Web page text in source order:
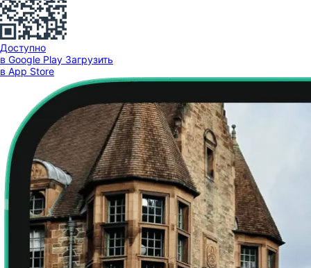
Доступно
в Google Play Загрузить
в App Store